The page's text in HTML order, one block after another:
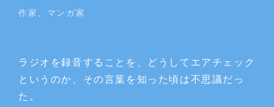
作家、マンガ家
ラジオを録音することを、どうしてエアチェック
というのか、その言葉を知った頃は不思議だっ
た。